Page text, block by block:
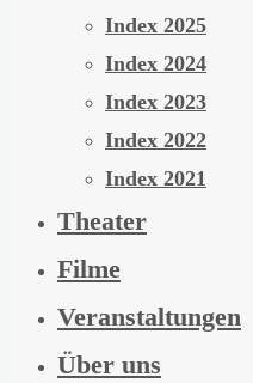
Index 2025
Index 2024
Index 2023
Index 2022
Index 2021
Theater
Filme
Veranstaltungen
Über uns